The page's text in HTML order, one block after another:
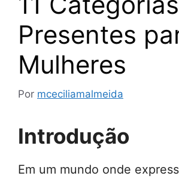
Presentes
Mulheres
Por mceciliamalmeida
Introdução
Em um mundo onde